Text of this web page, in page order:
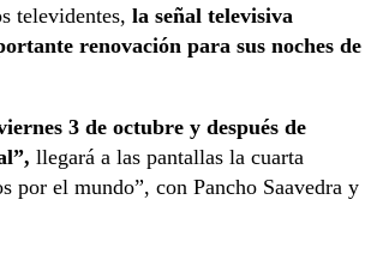
televidentes, la señal televisiva
renovación para sus noches de
3 de octubre y después de
llegará a las pantallas la cuarta
por el mundo”, con Pancho Saavedra y